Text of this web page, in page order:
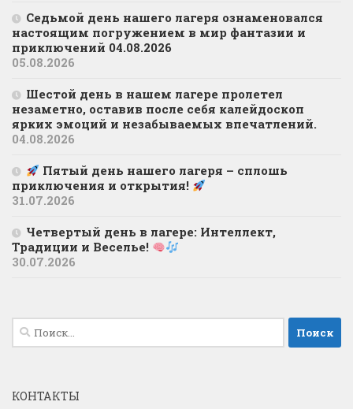
Седьмой день нашего лагеря ознаменовался
настоящим погружением в мир фантазии и
приключений 04.08.2026
05.08.2026
Шестой день в нашем лагере пролетел
незаметно, оставив после себя калейдоскоп
ярких эмоций и незабываемых впечатлений.
04.08.2026
Пятый день нашего лагеря – сплошь
приключения и открытия!
31.07.2026
Четвертый день в лагере: Интеллект,
Традиции и Веселье!
30.07.2026
Найти:
КОНТАКТЫ